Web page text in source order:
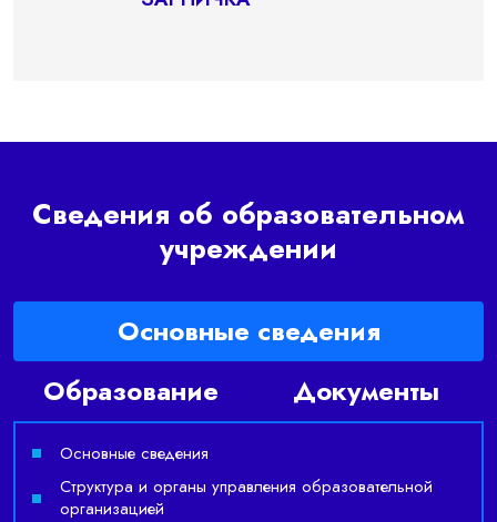
Сведения об образовательном
учреждении
Основные сведения
Образование
Документы
Основные сведения
Структура и органы управления образовательной
организацией